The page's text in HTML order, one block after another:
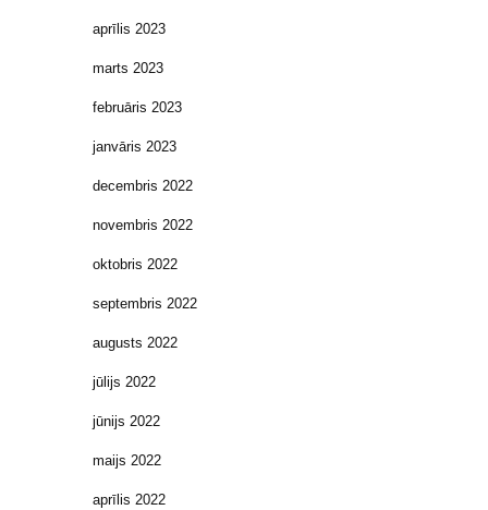
aprīlis 2023
marts 2023
februāris 2023
janvāris 2023
decembris 2022
novembris 2022
oktobris 2022
septembris 2022
augusts 2022
jūlijs 2022
jūnijs 2022
maijs 2022
aprīlis 2022